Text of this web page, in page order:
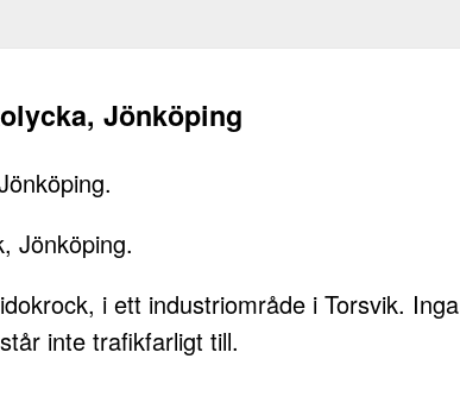
Jönköping
Jönköping.
i ett industriområde i Torsvik. Inga
inte trafikfarligt till.